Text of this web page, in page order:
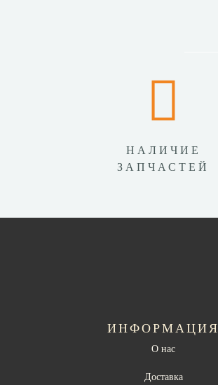
НАЛИЧИЕ
ЗАПЧАСТЕЙ
ИНФОРМАЦИЯ
О нас
Доставка